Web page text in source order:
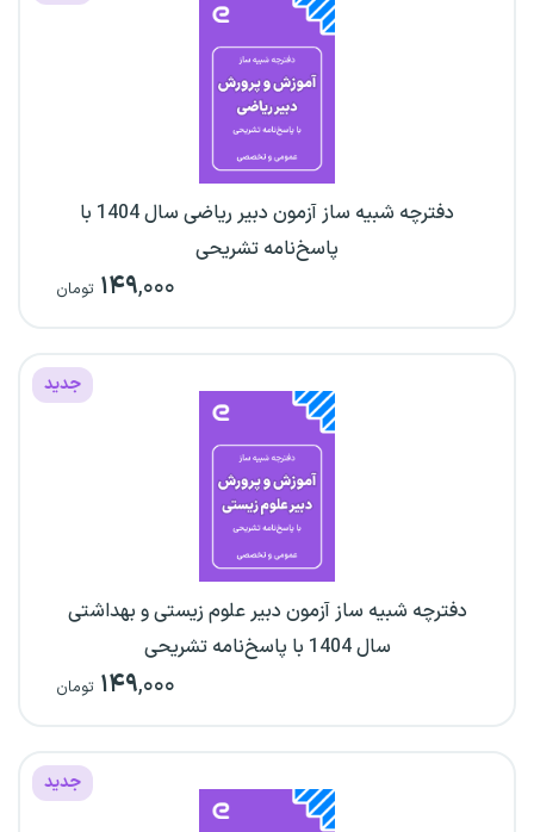
دفترچه شبیه ساز آزمون دبیر ریاضی سال 1404 با
پاسخ‌نامه تشریحی
۱۴۹,۰۰۰ تومان
جدید
دفترچه شبیه ساز آزمون دبیر علوم زیستی و بهداشتی
سال 1404 با پاسخ‌نامه تشریحی
۱۴۹,۰۰۰ تومان
جدید